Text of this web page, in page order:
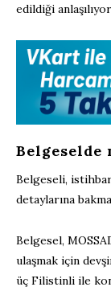
edildiği
Belgeselde
Belgeseli,
detaylarına
Belgesel,
ulaşmak için
üç Filistinli ile